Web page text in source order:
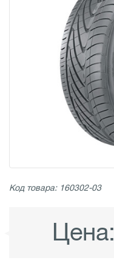
Код товара: 160302-03
Цена: